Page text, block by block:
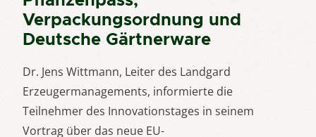
Verpackungsordnung und
Deutsche Gärtnerware
Dr. Jens Wittmann, Leiter des Landgard
Erzeugermanagements, informierte die
Teilnehmer des Innovationstages in seinem
Vortrag über das neue EU-